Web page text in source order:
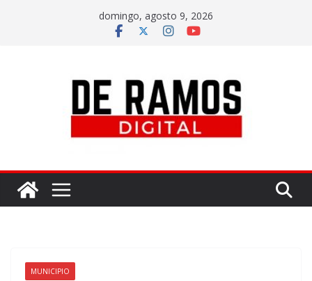
domingo, agosto 9, 2026
MUNICIPIO